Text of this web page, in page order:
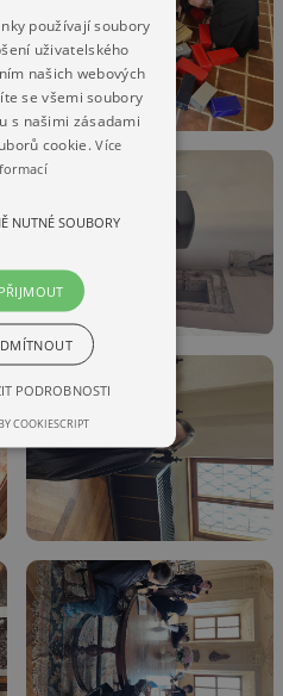
používají soubory
uživatelského
našich webových
se všemi soubory
s našimi zásadami
cookie.Více
NUTNÉ SOUBORY
PODROBNOSTI
COOKIESCRIPT